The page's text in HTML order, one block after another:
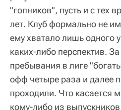
"гопников", пусть и с тех
лет. Клуб формально не
ему хватало лишь одного
каких-либо перспектив.
пребывания в лиге
офф четыре раза и далее
проходили. Что касается
кому-либо из